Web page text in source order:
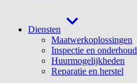
Diensten
Maatwerkoplossingen
Inspectie en onderhoud
Huurmogelijkheden
Reparatie en herstel